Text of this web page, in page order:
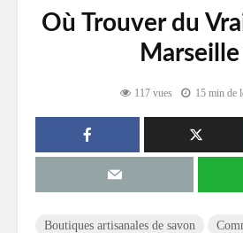
Où Trouver du
Marseille
117 vues 15 min de
Boutiques artisanales de savon